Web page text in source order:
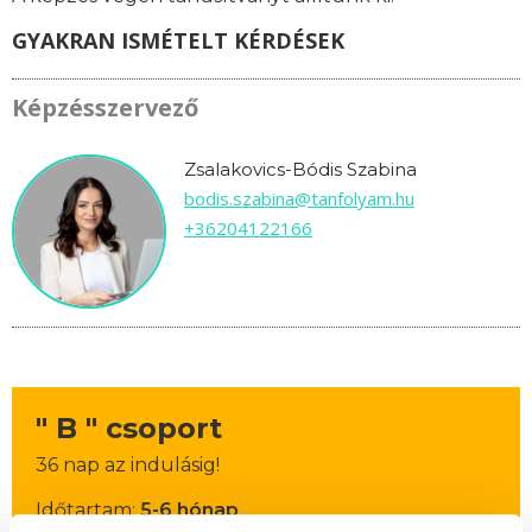
GYAKRAN ISMÉTELT KÉRDÉSEK
Képzésszervező
Zsalakovics-Bódis Szabina
bodis.szabina@tanfolyam.hu
+36204122166
" B " csoport
36 nap az indulásig!
Időtartam:5-6 hónap